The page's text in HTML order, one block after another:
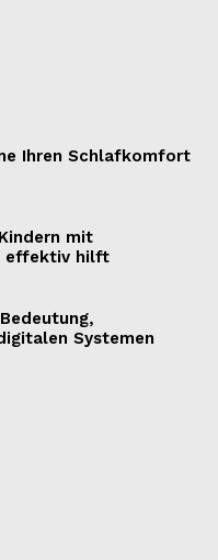
Ihren Schlafkomfort
mit
effektiv hilft
Systemen